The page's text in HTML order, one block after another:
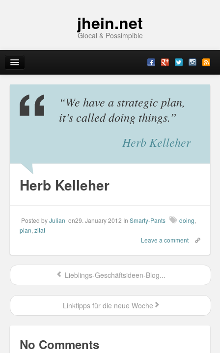
jhein.net
Glocal & Possimpible
Home
Contact
Topics
Design is how it works
GTD and shit
“We have a strategic plan,
it’s called doing things.”
Herb Kelleher
Herb Kelleher
Posted byJulian on29. January 2012 In Smarty-Pants doing,
plan, zitat
Leave a comment
Lieblings-Geschäftsideen-Blog...
Linktipps für die neue Woche
No Comments